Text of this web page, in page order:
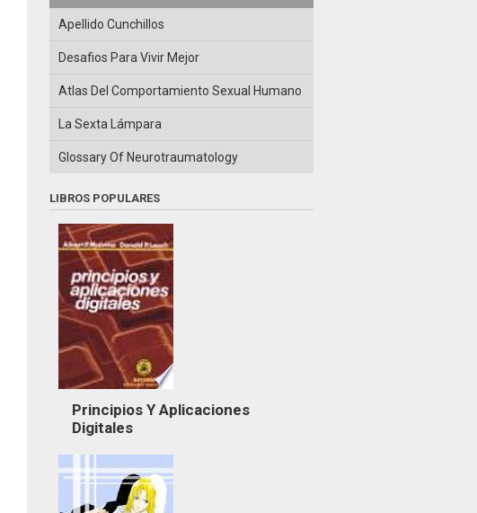
Apellido Cunchillos
Desafios Para Vivir Mejor
Atlas Del Comportamiento Sexual Humano
La Sexta Lámpara
Glossary Of Neurotraumatology
LIBROS POPULARES
Principios Y Aplicaciones
Digitales